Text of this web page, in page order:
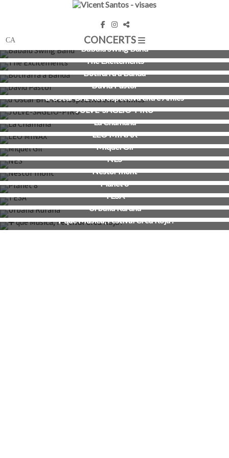
CONCERTS
Babalu Swing Band
The Excitements
Botifarra a Banda
David Pastor
d'Òscar Briz Retrospectiva entre Amics
JULVE-SAGLIO-PIRU
La Chamana
LEO MINAX
Miquel Gil
NES
Nestor mont
Planet 8
TESA
Urbalia Rurana
➕ que Música, Festival Creu Roja .